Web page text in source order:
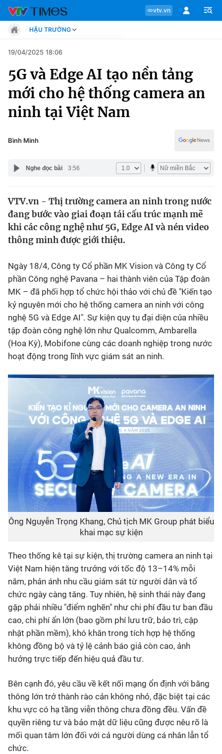
vtv.vn
Chuyên mục
Tin tức
Sự kiện
Bóng đá
Thể thao Điện tử
Các môn khác
VIDEO
Bên lề
HẬU TRƯỜNG
Move
Phong cách
Chân dung
Sự kiện
Bóng đá
Thể thao điện tử
19/04/2025 18:06
5G và Edge AI tạo nền tảng
mới cho hệ thống camera an
ninh tại Việt Nam
Bình Minh
Nghe đọc bài 3:56
VTV.vn - Thị trường camera an ninh trong nước
đang bước vào giai đoạn tái cấu trúc mạnh mẽ
khi các công nghệ như 5G, Edge AI và nén video
thông minh được giới thiệu.
Ngày 18/4, Công ty Cổ phần MK Vision và Công ty Cổ
phần Công nghệ Pavana – hai thành viên của Tập đoàn
MK – đã phối hợp tổ chức hội thảo với chủ đề "Kiến tạo
kỷ nguyên mới cho hệ thống camera an ninh với công
nghệ 5G và Edge AI". Sự kiện quy tụ đại diện của nhiều
tập đoàn công nghệ lớn như Qualcomm, Ambarella
(Hoa Kỳ), Mobifone cùng các doanh nghiệp trong nước
hoạt động trong lĩnh vực giám sát an ninh.
Ông Nguyễn Trọng Khang, Chủ tịch MK Group phát biểu
khai mạc sự kiện
Theo thống kê tại sự kiện, thị trường camera an ninh tại
Việt Nam hiện tăng trưởng với tốc độ 13–14% mỗi
năm, phản ánh nhu cầu giám sát từ người dân và tổ
chức ngày càng tăng. Tuy nhiên, hệ sinh thái này đang
gặp phải nhiều "điểm nghẽn" như chi phí đầu tư ban đầu
cao, chi phí ẩn lớn (bao gồm phí lưu trữ, bảo trì, cập
nhật phần mềm), khó khăn trong tích hợp hệ thống
không đồng bộ và tỷ lệ cảnh báo giả còn cao, ảnh
hưởng trực tiếp đến hiệu quả đầu tư.
Bên cạnh đó, yêu cầu về kết nối mạng ổn định với băng
thông lớn trở thành rào cản không nhỏ, đặc biệt tại các
khu vực có hạ tầng viễn thông chưa đồng đều. Vấn đề
quyền riêng tư và bảo mật dữ liệu cũng được nêu rõ là
mối quan tâm lớn đối với cả người dùng cá nhân lẫn tổ
chức.